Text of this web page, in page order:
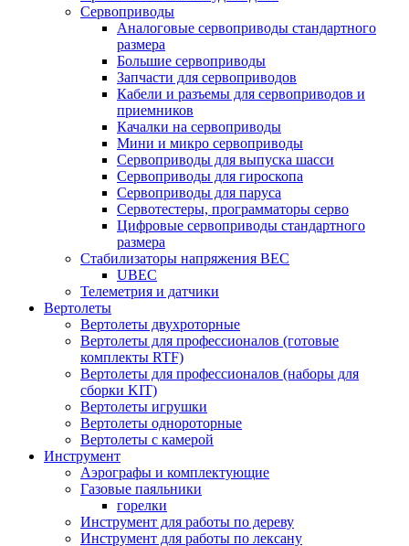
Сервоприводы
Аналоговые сервоприводы стандартного
размера
Большие сервоприводы
Запчасти для сервоприводов
Кабели и разъемы для сервоприводов и
приемников
Качалки на сервоприводы
Мини и микро сервоприводы
Сервоприводы для выпуска шасси
Сервоприводы для гироскопа
Сервоприводы для паруса
Сервотестеры, программаторы серво
Цифровые сервоприводы стандартного
размера
Стабилизаторы напряжения BEC
UBEC
Телеметрия и датчики
Вертолеты
Вертолеты двухроторные
Вертолеты для профессионалов (готовые
комплекты RTF)
Вертолеты для профессионалов (наборы для
сборки KIT)
Вертолеты игрушки
Вертолеты однороторные
Вертолеты с камерой
Инструмент
Аэрографы и комплектующие
Газовые паяльники
горелки
Инструмент для работы по дереву
Инструмент для работы по лексану